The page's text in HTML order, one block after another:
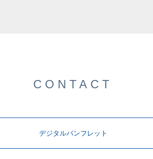
CONTACT
デジタルパンフレット